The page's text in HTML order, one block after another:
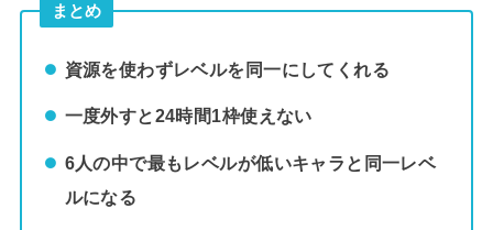
まとめ
資源を使わずレベルを同一にしてくれる
一度外すと24時間1枠使えない
6人の中で最もレベルが低いキャラと同一レベ
ルになる